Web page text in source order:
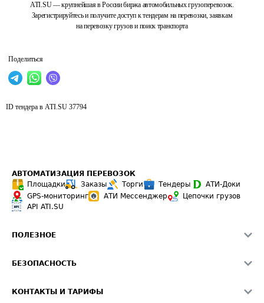
ATI.SU — крупнейшая в России биржа автомобильных грузоперевозок.
Зарегистрируйтесь и получите доступ к тендерам на перевозки, заявкам
на перевозку грузов и поиск транспорта
Поделиться
ID тендера в ATI.SU 37794
АВТОМАТИЗАЦИЯ ПЕРЕВОЗОК
Площадки
Заказы Торги Тендеры
АТИ-Доки
GPS-мониторинг
АТИ Мессенджер
Цепочки грузов
API ATI.SU
ПОЛЕЗНОЕ
Звезды ATI.SU на вашем сайте
БЕЗОПАСНОСТЬ
КОНТАКТЫ И ТАРИФЫ